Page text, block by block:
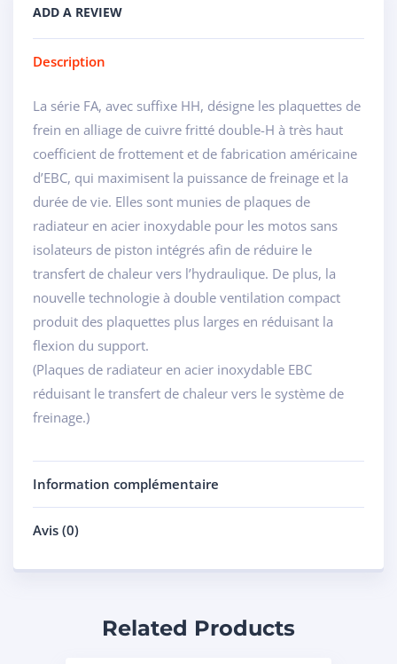
ADD A REVIEW
Description
La série FA, avec suffixe HH, désigne les plaquettes de
frein en alliage de cuivre fritté double-H à très haut
coefficient de frottement et de fabrication américaine
d’EBC, qui maximisent la puissance de freinage et la
durée de vie. Elles sont munies de plaques de
radiateur en acier inoxydable pour les motos sans
isolateurs de piston intégrés afin de réduire le
transfert de chaleur vers l’hydraulique. De plus, la
nouvelle technologie à double ventilation compact
produit des plaquettes plus larges en réduisant la
flexion du support.
(Plaques de radiateur en acier inoxydable EBC
réduisant le transfert de chaleur vers le système de
freinage.)
Information complémentaire
Avis (0)
Related Products